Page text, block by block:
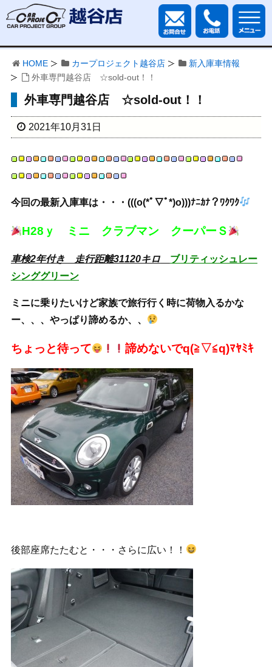
HOME カープロジェクト越谷店
新入庫車情報
外車専門越谷店 ☆sold-out！！
外車専門越谷店 ☆sold-out！！
2021年10月31日
今回の最新入庫車は・・・(((o(*ﾟ▽ﾟ*)o)))ﾅﾆｶﾅ？ﾜｸﾜｸ
H28ｙ ミニ クラブマン クーパーＳ
車検2年付き 走行距離31120キロ
ブリティッシュレー
シンググリーン
ミニに乗りたいけど家族で旅行行く時に荷物入るかな
ー、、、やっぱり諦めるか、、
ちょっと待って 諦めないでq(≧▽≦q)ﾏﾔﾐｷ
後部座席たたむと・・・さらに広い！！